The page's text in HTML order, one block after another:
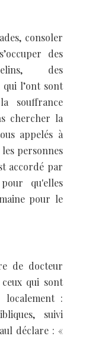
consoler
des
des
qui l’ont sont
souffrance
chercher la
appelés à
personnes
accordé par
qu'elles
pour le
de docteur
ceux qui sont
localement :
suivi
déclare : «